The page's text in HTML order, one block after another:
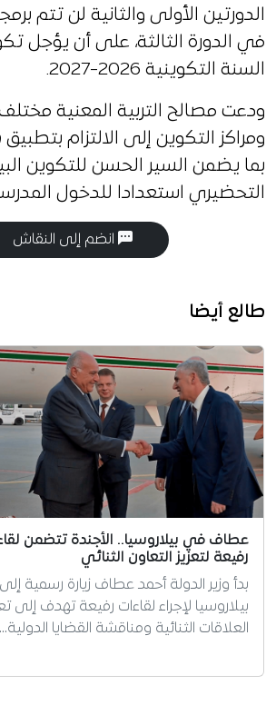
الدورتين الأولى والثانية لن تتم
في الدورة الثالثة، على أن يؤجل
السنة التكوينية 2026-2027.
ودعت مصالح التربية المعنية
ومراكز التكوين إلى الالتزام
بما يضمن السير الحسن للتكوين
التحضيري استعدادا للدخول
انضم إلى النقاش
طالع أيضا
عطاف في بيلاروسيا.. الأجندة تتضمن
رفيعة لتعزيز التعاون الثنائي
بدأ وزير الدولة أحمد عطاف زيارة رسمية إلى
بيلاروسيا لإجراء لقاءات رفيعة تهدف إلى
العلاقات الثنائية ومناقشة القضايا الدولية…